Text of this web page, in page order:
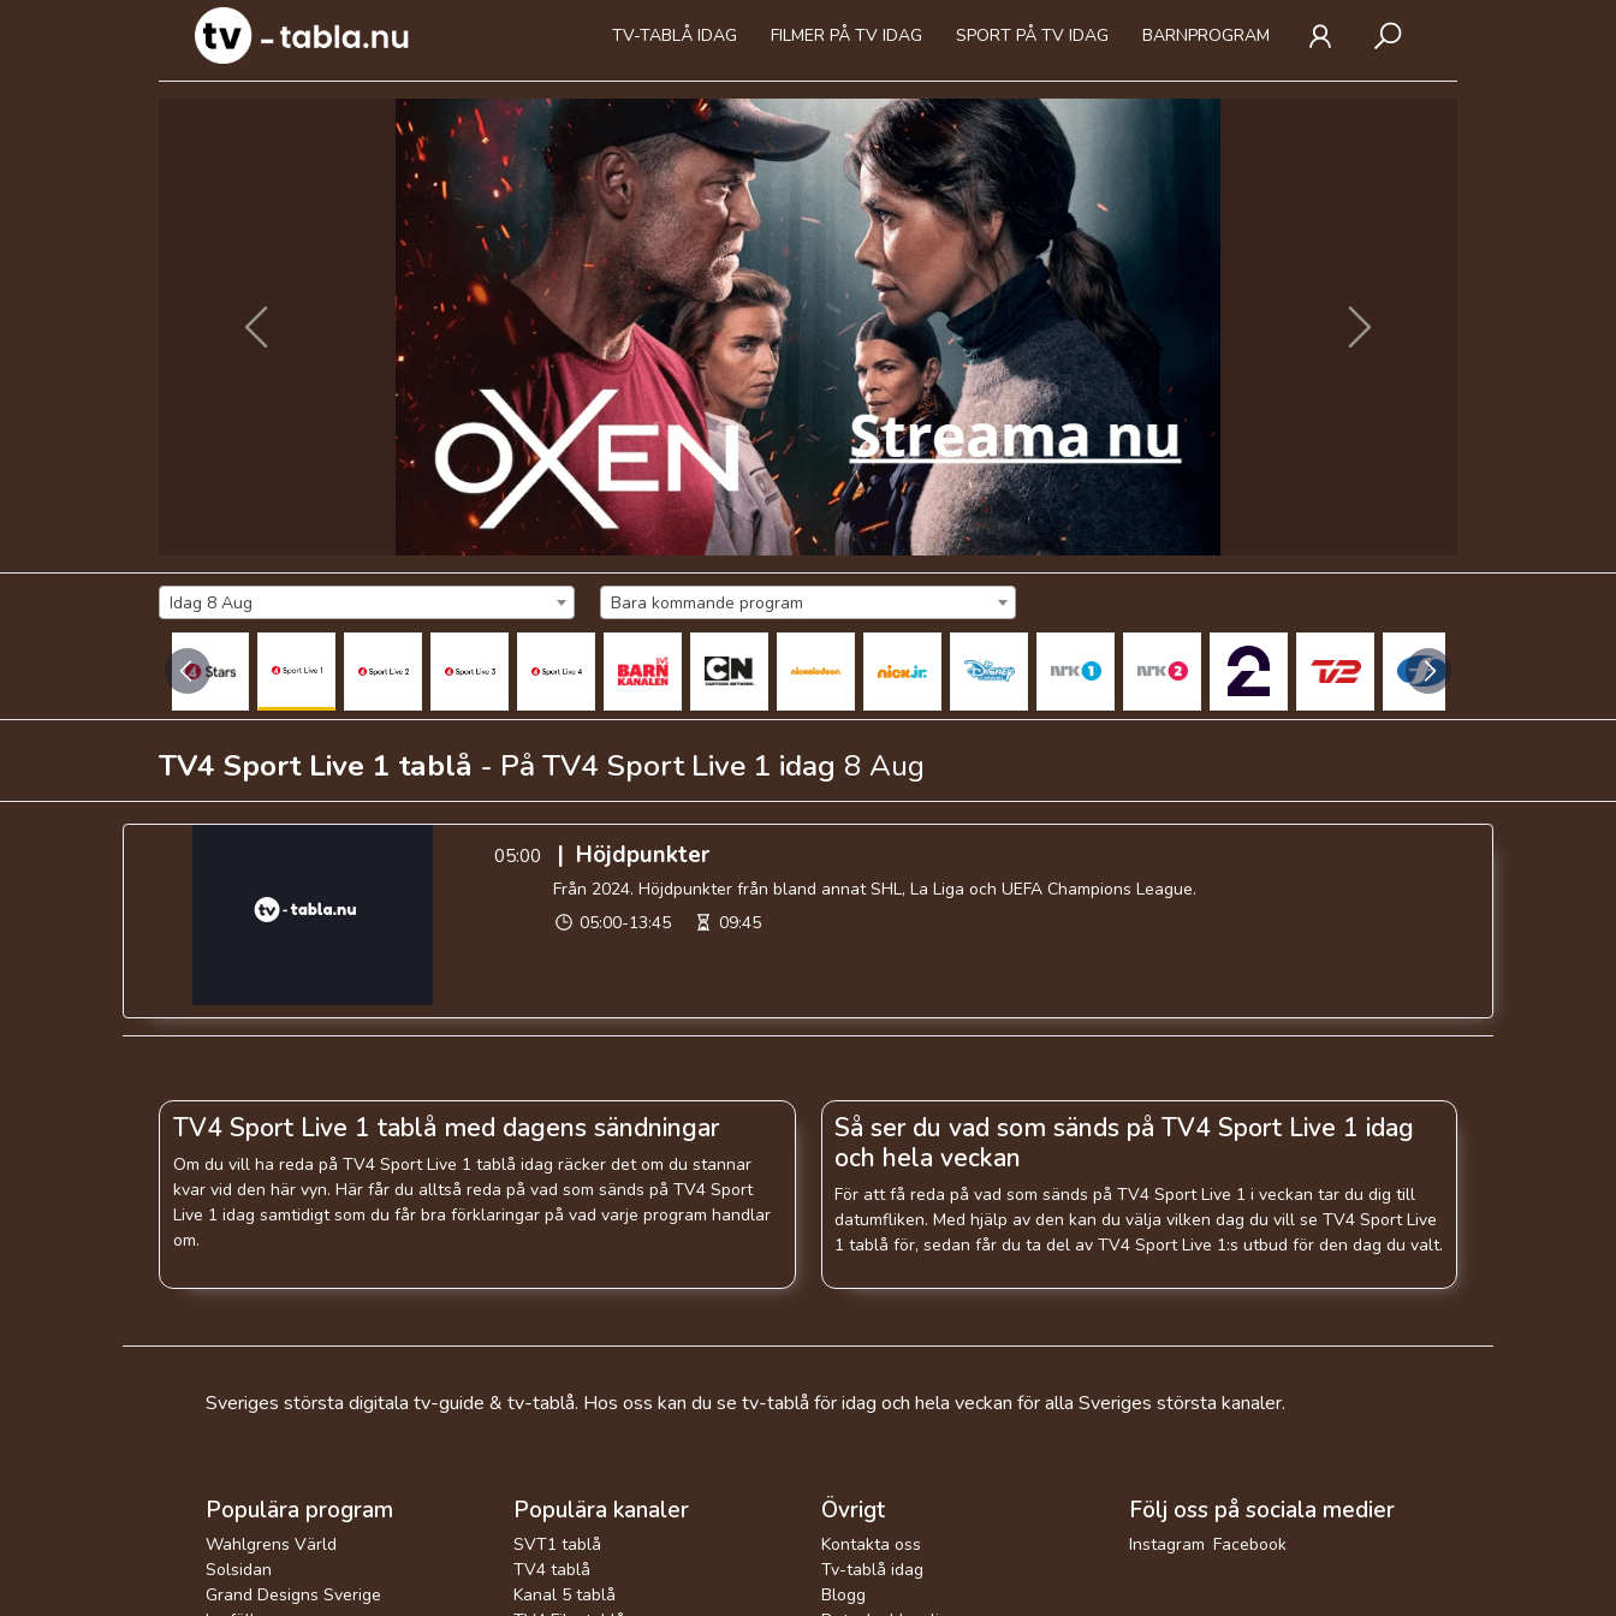
TV-TABLÅ IDAG FILMER PÅ TV IDAG SPORT PÅ TV IDAG BARNPROGRAM
Previous Next
Idag 8 Aug Bara kommande program
TV4 Sport Live 1 tablå - På TV4 Sport Live 1 idag 8 Aug
05:00 | Höjdpunkter
Från 2024. Höjdpunkter från bland annat SHL, La Liga och UEFA Champions League.
05:00-13:45
09:45
TV4 Sport Live 1 tablå med dagens sändningar
Om du vill ha reda på TV4 Sport Live 1 tablå idag räcker det om du stannar
kvar vid den här vyn. Här får du alltså reda på vad som sänds på TV4 Sport
Live 1 idag samtidigt som du får bra förklaringar på vad varje program handlar
om.
Så ser du vad som sänds på TV4 Sport Live 1 idag
och hela veckan
För att få reda på vad som sänds på TV4 Sport Live 1 i veckan tar du dig till
datumfliken. Med hjälp av den kan du välja vilken dag du vill se TV4 Sport Live
1 tablå för, sedan får du ta del av TV4 Sport Live 1:s utbud för den dag du valt.
Sveriges största digitala tv-guide & tv-tablå. Hos oss kan du se tv-tablå för idag och hela veckan för alla Sveriges största kanaler.
Populära program
Wahlgrens Värld
Solsidan
Grand Designs Sverige
Populära kanaler
SVT1 tablå
TV4 tablå
Kanal 5 tablå
Övrigt
Kontakta oss
Tv-tablå idag
Blogg
Följ oss på sociala medier
Instagram Facebook